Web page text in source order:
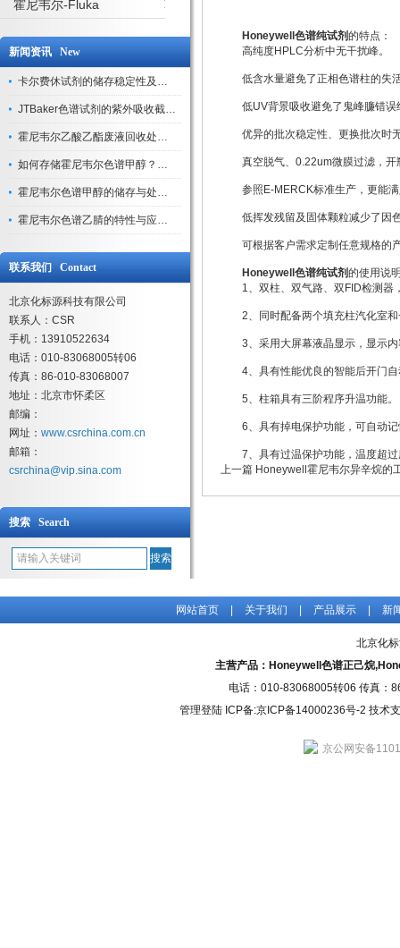
霍尼韦尔-Fluka
新闻资讯 New
卡尔费休试剂的储存稳定性及开封后有效期验证
JTBaker色谱试剂的紫外吸收截止波长与背景干扰
霍尼韦尔乙酸乙酯废液回收处理方法与环保处置建议
如何存储霍尼韦尔色谱甲醇？避光、密封、远离火源
霍尼韦尔色谱甲醇的储存与处理注意事项
霍尼韦尔色谱乙腈的特性与应用领域解析
联系我们 Contact
北京化标源科技有限公司
联系人：CSR
手机：13910522634
电话：010-83068005转06
传真：86-010-83068007
地址：北京市怀柔区
邮编：
网址： www.csrchina.com.cn
邮箱：
csrchina@vip.sina.com
搜索 Search
Honeywell色谱纯试剂的特点：
高纯度HPLC分析中无干扰峰。
低含水量避免了正相色谱柱的失
低UV背景吸收避免了鬼峰臁错误
优异的批次稳定性、更换批次时
真空脱气、0.22um微膜过滤，开
参照E-MERCK标准生产，更能满
低挥发残留及固体颗粒减少了因
可根据客户需求定制任意规格的
Honeywell色谱纯试剂的使用说
1、双柱、双气路、双FID检测器
2、同时配备两个填充柱汽化室
3、采用大屏幕液晶显示，显示
4、具有性能优良的智能后开门
5、柱箱具有三阶程序升温功能。
6、具有掉电保护功能，可自动
7、具有过温保护功能，温度超
上一篇 Honeywell霍尼韦尔异辛烷的
网站首页 关于我们 产品展示 新
北京化
主营产品：Honeywell色谱正己烷
电话：010-83068005转06 传真：
管理登陆ICP备:京ICP备14000236号-2 技术
京公网安备